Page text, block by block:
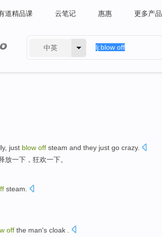
道精品课 云笔记 惠惠 更多产品
中英
just blow off steam and they just go crazy.
放一下， 狂欢一下。
steam
off the man's cloak